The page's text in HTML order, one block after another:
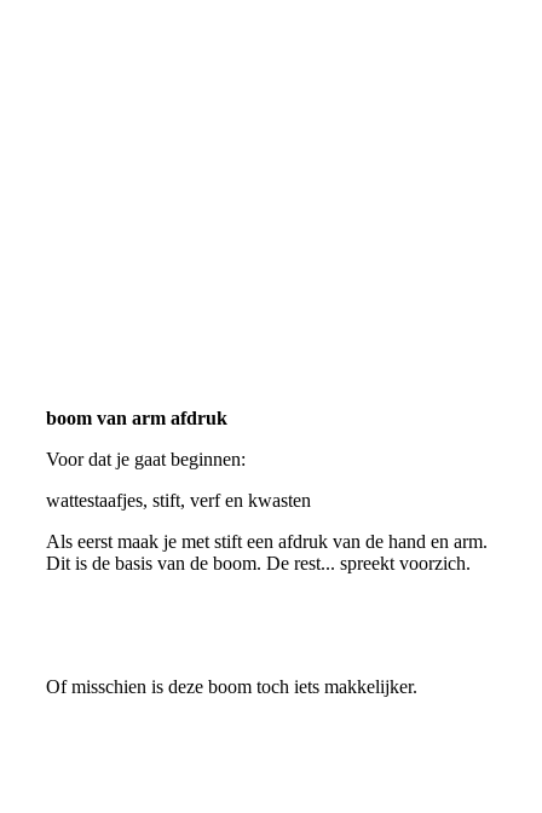
boom van arm afdruk
Voor dat je gaat beginnen:
wattestaafjes, stift, verf en kwasten
Als eerst maak je met stift een afdruk van de hand en arm.
Dit is de basis van de boom. De rest... spreekt voorzich.
Of misschien is deze boom toch iets makkelijker.